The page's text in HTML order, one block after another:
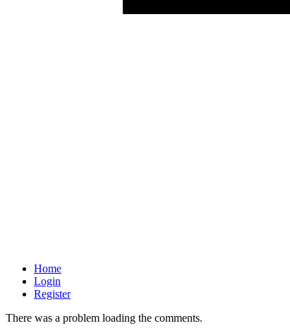
Home
Login
Register
There was a problem loading the comments.